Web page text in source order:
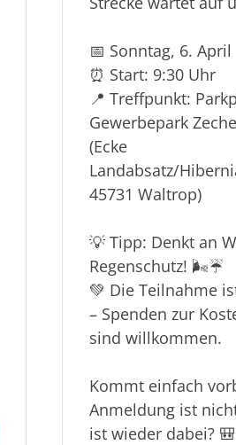
📅 Sonntag, 6. April
⏰ Start: 9:30 Uhr
📍 Treffpunkt:
Gewerbepark
(Ecke
Landabsatz/
45731 Waltrop)
💡 Tipp: Denkt an
Regenschutz! 🌬️☔
💚 Die Teilnahme
– Spenden zur
sind willkommen.
Kommt einfach
Anmeldung ist
ist wieder dabei?